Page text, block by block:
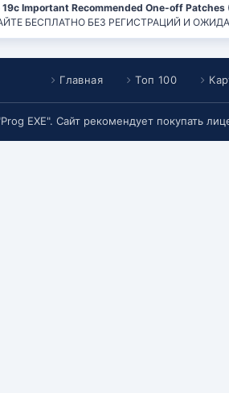
Important Recommended One-off Patches
БЕСПЛАТНО БЕЗ РЕГИСТРАЦИЙ И
Главная Топ 100
EXE". Сайт рекомендует покупать